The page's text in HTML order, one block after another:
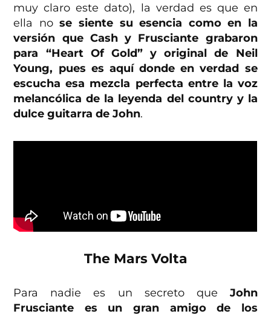
muy claro este dato), la verdad es que en
ella nose siente su esencia como en la
versión que Cash y Frusciante grabaron
para “Heart Of Gold” y original de Neil
Young, pues es aquí donde en verdad se
escucha esa mezcla perfecta entre la voz
melancólica de la leyenda del country y la
dulce guitarra de John.
The Mars Volta
Para nadie es un secreto que John
Frusciante es un gran amigo de los